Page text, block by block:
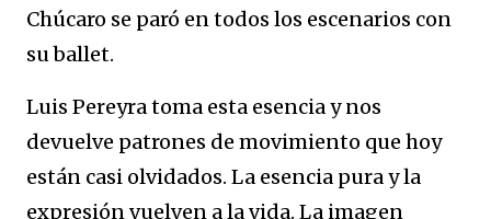
Chúcaro se paró en todos los escenarios con
su ballet.
Luis Pereyra toma esta esencia y nos
devuelve patrones de movimiento que hoy
están casi olvidados. La esencia pura y la
expresión vuelven a la vida. La imagen